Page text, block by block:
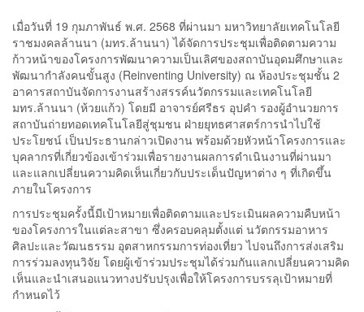
เมื่อวันที่ 19 กุมภาพันธ์ พ.ศ. 2568 ที่ผ่านมา มหาวิทยาลัยเทคโนโลยี
ราชมงคลล้านนา (มทร.ล้านนา) ได้จัดการประชุมเพื่อติดตามความ
ก้าวหน้าของโครงการพัฒนาความเป็นเลิศของสถาบันอุดมศึกษาและ
พัฒนากำลังคนขั้นสูง (Reinventing University) ณ ห้องประชุมชั้น 2
อาคารสถาบันจัดการงานสร้างสรรค์นวัตกรรมและเทคโนโลยี
มทร.ล้านนา (ห้วยแก้ว) โดยมี อาจารย์ศรีธร อุปคำ รองผู้อำนวยการ
สถาบันถ่ายทอดเทคโนโลยีสู่ชุมชน ฝ่ายยุทธศาสตร์การนำไปใช้
ประโยชน์ เป็นประธานกล่าวเปิดงาน พร้อมด้วยหัวหน้าโครงการและ
บุคลากรที่เกี่ยวข้องเข้าร่วมเพื่อรายงานผลการดำเนินงานที่ผ่านมา
และแลกเปลี่ยนความคิดเห็นเกี่ยวกับประเด็นปัญหาต่าง ๆ ที่เกิดขึ้น
ภายในโครงการ
การประชุมครั้งนี้มีเป้าหมายเพื่อติดตามและประเมินผลความคืบหน้า
ของโครงการในแต่ละสาขา ซึ่งครอบคลุมตั้งแต่ นวัตกรรมอาหาร
ศิลปะและวัฒนธรรม อุตสาหกรรมการท่องเที่ยว ไปจนถึงการส่งเสริม
การร่วมลงทุนวิจัย โดยผู้เข้าร่วมประชุมได้ร่วมกันแลกเปลี่ยนความคิด
เห็นและนำเสนอแนวทางปรับปรุงเพื่อให้โครงการบรรลุเป้าหมายที่
กำหนดไว้